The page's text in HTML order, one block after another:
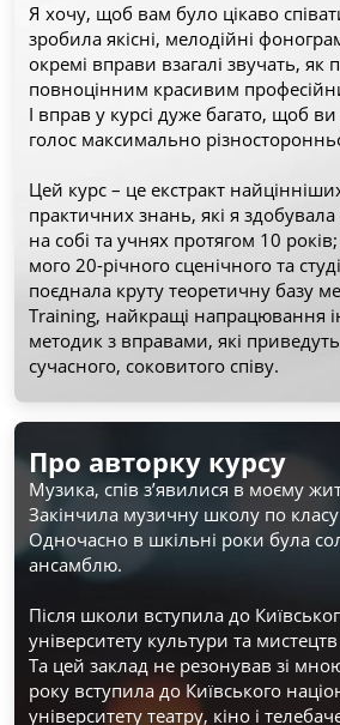
Я хочу, щоб вам було цікаво
зробила якісні, мелодійні
окремі вправи взагалі звучать, як
повноцінним красивим
І вправ у курсі дуже багато, щоб
голос максимально
Цей курс – це екстракт
практичних знань, які я
на собі та учнях протягом 10
мого 20-річного сценічного та
поєднала круту теоретичну базу
Training, найкращі напрацювання
методик з вправами, які
сучасного, соковитого співу.
Про авторку курсу
Музика, спів з’явилися в моєму
Закінчила музичну школу по
Одночасно в шкільні роки була
ансамблю.
Після школи вступила до
університету культури та
Та цей заклад не резонував зі
року вступила до Київського
університету театру, кіно і